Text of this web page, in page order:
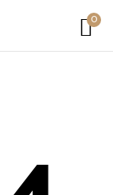
0